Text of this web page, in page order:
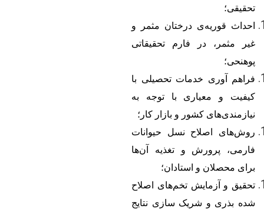
تحقیقی؛
احداث قوریهی درختان مثمر و
غیر مثمر، در فارم تحقیقاتی
پوهنحی؛
فراهم آوری خدمات تحصیلی با
کیفیت و معیاری با توجه به
نیازمندیهای کشور و بازار کار؛
روشهای اصلاح نسل حیوانات
فارمی، پرورش و تغذیه آنها
برای محصلان و استادان؛
تحقیق و آزمایش تخمهای اصلاح
شده بذری و شریک سازی نتایج